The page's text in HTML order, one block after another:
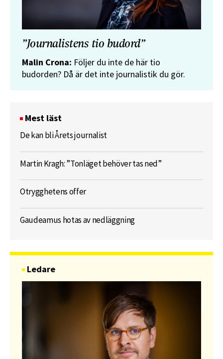
”Journalistens tio budord”
Malin Crona: Följer du inte de här tio
budorden? Då är det inte journalistik du gör.
Mest läst
De kan bli Årets journalist
Martin Kragh: ”Tonläget behöver tas ned”
Otrygghetens offer
Gaudeamus hotas av nedläggning
Ledare